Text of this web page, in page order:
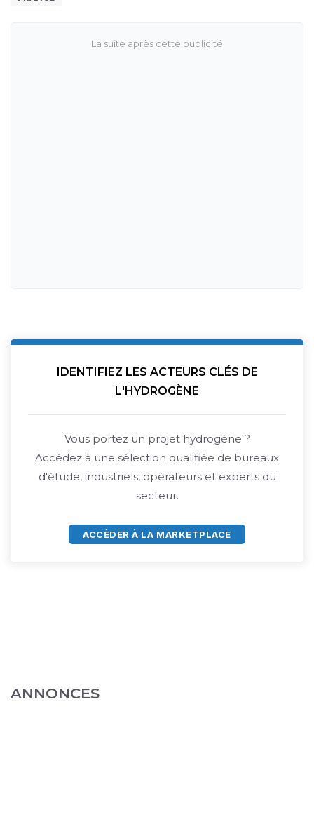
IDENTIFIEZ LES ACTEURS CLÉS DE
L'HYDROGÈNE
Vous portez un projet hydrogène ?
Accédez à une sélection qualifiée de bureaux
d'étude, industriels, opérateurs et experts du
secteur.
ACCÈDER À LA MARKETPLACE
ANNONCES